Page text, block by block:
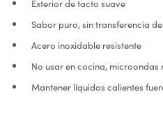
Exterior de tacto suave
Sabor puro, sin transferencia
Acero inoxidable resistente
No usar en cocina, microondas
Mantener líquidos calientes